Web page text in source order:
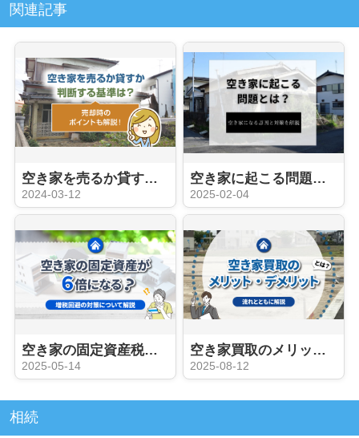
関連記事
空き家を売るか貸すか判断する基準は？売却時のポイントも解説！
2024-03-12
空き家に起こる問題とは？空き家になる原因と対策を解説
2025-02-04
空き家の固定資産税が6倍になる？増税回避の対策について解説
2025-05-14
空き家買取のメリット・デメリットとは？流れとともに解説
2025-08-12
相続